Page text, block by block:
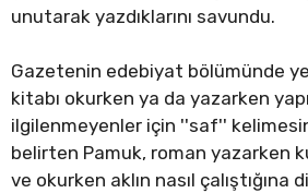
unutarak yazdıklarını savundu.
Gazetenin edebiyat bölümünde
kitabı okurken ya da yazarken
ilgilenmeyenler için ''saf''
belirten Pamuk, roman yazarken
ve okurken aklın nasıl